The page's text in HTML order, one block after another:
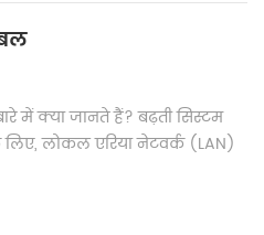
में क्या जानते हैं? बढ़ती सिस्टम
लोकल एरिया नेटवर्क (LAN)